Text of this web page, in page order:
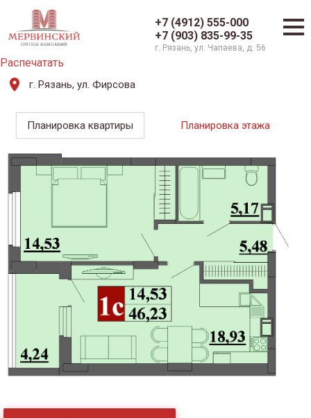
+7 (4912) 555-000
+7 (903) 835-99-35
г. Рязань, ул. Чапаева, д. 56
Распечатать
г. Рязань, ул. Фирсова
Планировка квартиры Планировка этажа